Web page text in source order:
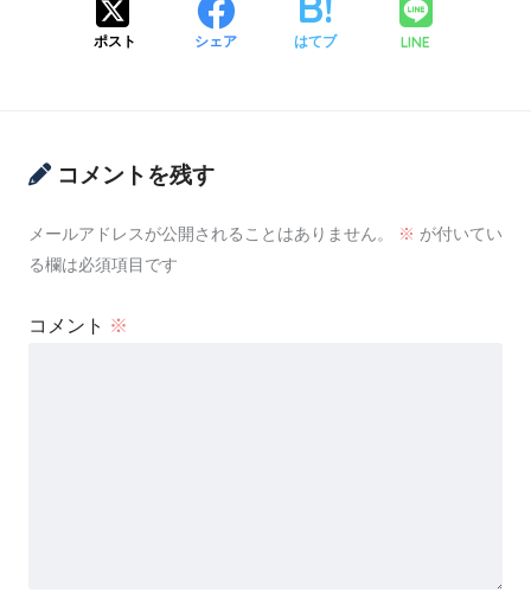
ポスト シェア はてブ LINE
コメントを残す
メールアドレスが公開されることはありません。 ※ が付いてい
る欄は必須項目です
コメント ※